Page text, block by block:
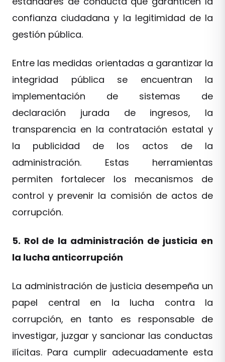
confianza ciudadana y la legitimidad de la
gestión pública.
Entre las medidas orientadas a garantizar la
integridad pública se encuentran la
implementación de sistemas de
declaración jurada de ingresos, la
transparencia en la contratación estatal y
la publicidad de los actos de la
administración. Estas herramientas
permiten fortalecer los mecanismos de
control y prevenir la comisión de actos de
corrupción.
5. Rol de la administración de justicia en
la lucha anticorrupción
La administración de justicia desempeña un
papel central en la lucha contra la
corrupción, en tanto es responsable de
investigar, juzgar y sancionar las conductas
ilícitas. Para cumplir adecuadamente esta